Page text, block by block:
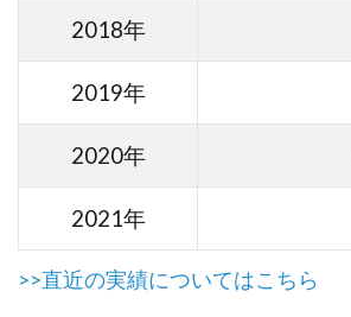
2018年
2019年
2020年
2021年
>>直近の実績についてはこちら